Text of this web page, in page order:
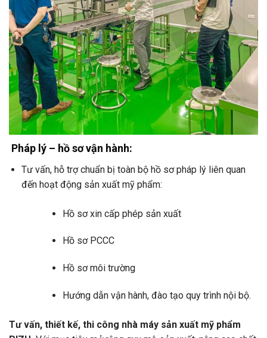
Pháp lý – hồ sơ vận hành:
Tư vấn, hỗ trợ chuẩn bị toàn bộ hồ sơ pháp lý liên quan
đến hoạt động sản xuất mỹ phẩm:
Hồ sơ xin cấp phép sản xuất
Hồ sơ PCCC
Hồ sơ môi trường
Hướng dẫn vận hành, đào tạo quy trình nội bộ.
Tư vấn, thiết kế, thi công nhà máy sản xuất mỹ phẩm